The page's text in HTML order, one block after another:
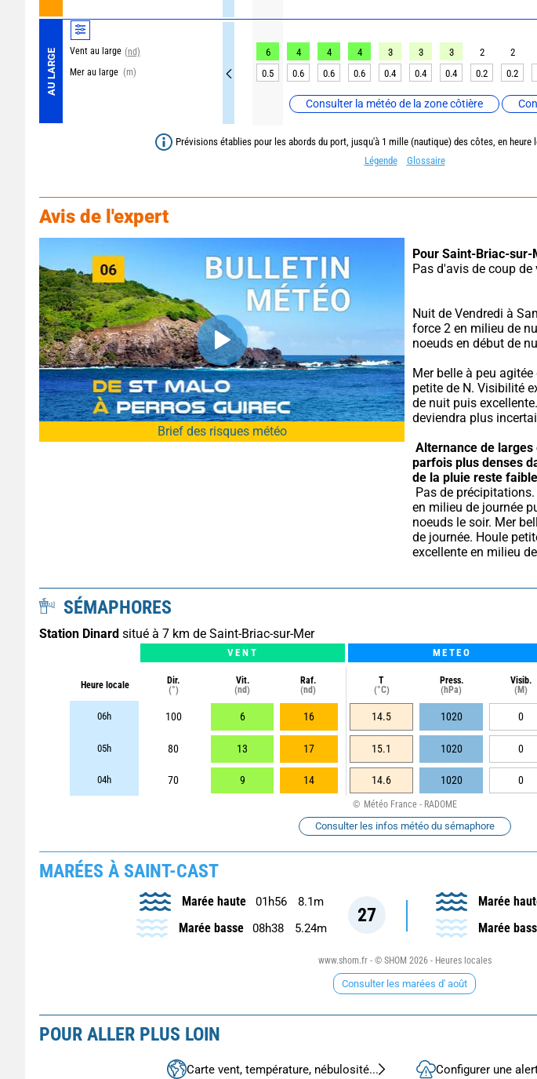
AU LARGE Vent au large (nd)
Mer au large (m)
Consulter la météo de la zone côtière
6 4 4 4 3 3 3 2 2
0.5
0.6 0.6 0.6 0.4 0.4 0.4 0.2 0.2
Prévisions établies pour les abords du port, jusqu'à 1 mille (nautique) des côtes, en heure
Légende
Glossaire
Avis de l'expert
Brief des risques météo
Pour Saint-Briac-sur-
Pas d'avis de coup de
Nuit de Vendredi à
force 2 en milieu de
noeuds en début de
Mer belle à peu
petite de N. Visibilité
de nuit puis
deviendra plus
Alternance de larges
parfois plus denses
de la pluie reste
en milieu de journée
noeuds le soir. Mer
de journée. Houle
excellente en milieu
SÉMAPHORES
Station Dinard situé à 7 km de Saint-Briac-sur-Mer
VENT METEO
Heure locale
Dir.
(°)
Vit.
(nd)
Raf.
(nd)
T
(°C)
Press.
(hPa)
Visib.
(M)
06h 100 6 16 14.5 1020 0
05h 80 13 17 15.1 1020 0
04h 70 9 14 14.6 1020 0
Météo France - RADOME
Consulter les infos météo du sémaphore
MARÉES À SAINT-CAST
27
Marée haute 01h56 8.1m
Marée basse 08h38 5.24m
Marée
Marée
www.shom.fr - © SHOM 2026 - Heures locales
Consulter les marées d' août
POUR ALLER PLUS LOIN
Carte vent, température, nébulosité... Configurer une